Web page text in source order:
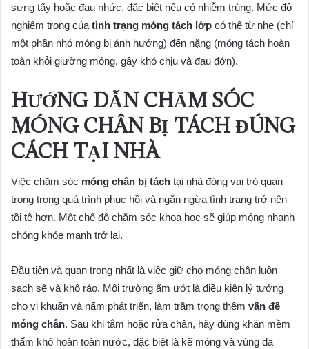
sưng tấy hoặc đau nhức, đặc biệt nếu có nhiễm trùng. Mức độ
nghiêm trọng của tình trạng móng tách lớp có thể từ nhẹ (chỉ
một phần nhỏ móng bị ảnh hưởng) đến nặng (móng tách hoàn
toàn khỏi giường móng, gây khó chịu và đau đớn).
HƯỚNG DẪN CHĂM SÓC
MÓNG CHÂN BỊ TÁCH ĐÚNG
CÁCH TẠI NHÀ
Việc chăm sóc móng chân bị tách tại nhà đóng vai trò quan
trọng trong quá trình phục hồi và ngăn ngừa tình trạng trở nên
tồi tệ hơn. Một chế độ chăm sóc khoa học sẽ giúp móng nhanh
chóng khỏe mạnh trở lại.
Đầu tiên và quan trọng nhất là việc giữ cho móng chân luôn
sạch sẽ và khô ráo. Môi trường ẩm ướt là điều kiện lý tưởng
cho vi khuẩn và nấm phát triển, làm trầm trọng thêm vấn đề
móng chân. Sau khi tắm hoặc rửa chân, hãy dùng khăn mềm
thấm khô hoàn toàn nước, đặc biệt là kẽ móng và vùng da